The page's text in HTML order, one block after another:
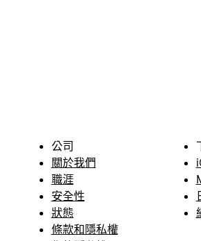
公司
關於我們
職涯
安全性
狀態
條款和隱私權